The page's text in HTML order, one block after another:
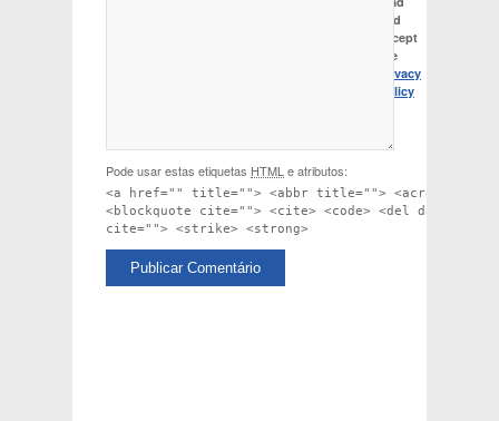
and
accept
the
Privacy
Policy
Pode usar estas etiquetas HTML e atributos:
<a href="" title=""> <abbr title=""> <acronym
<blockquote cite=""> <cite> <code> <del
cite=""> <strike> <strong>